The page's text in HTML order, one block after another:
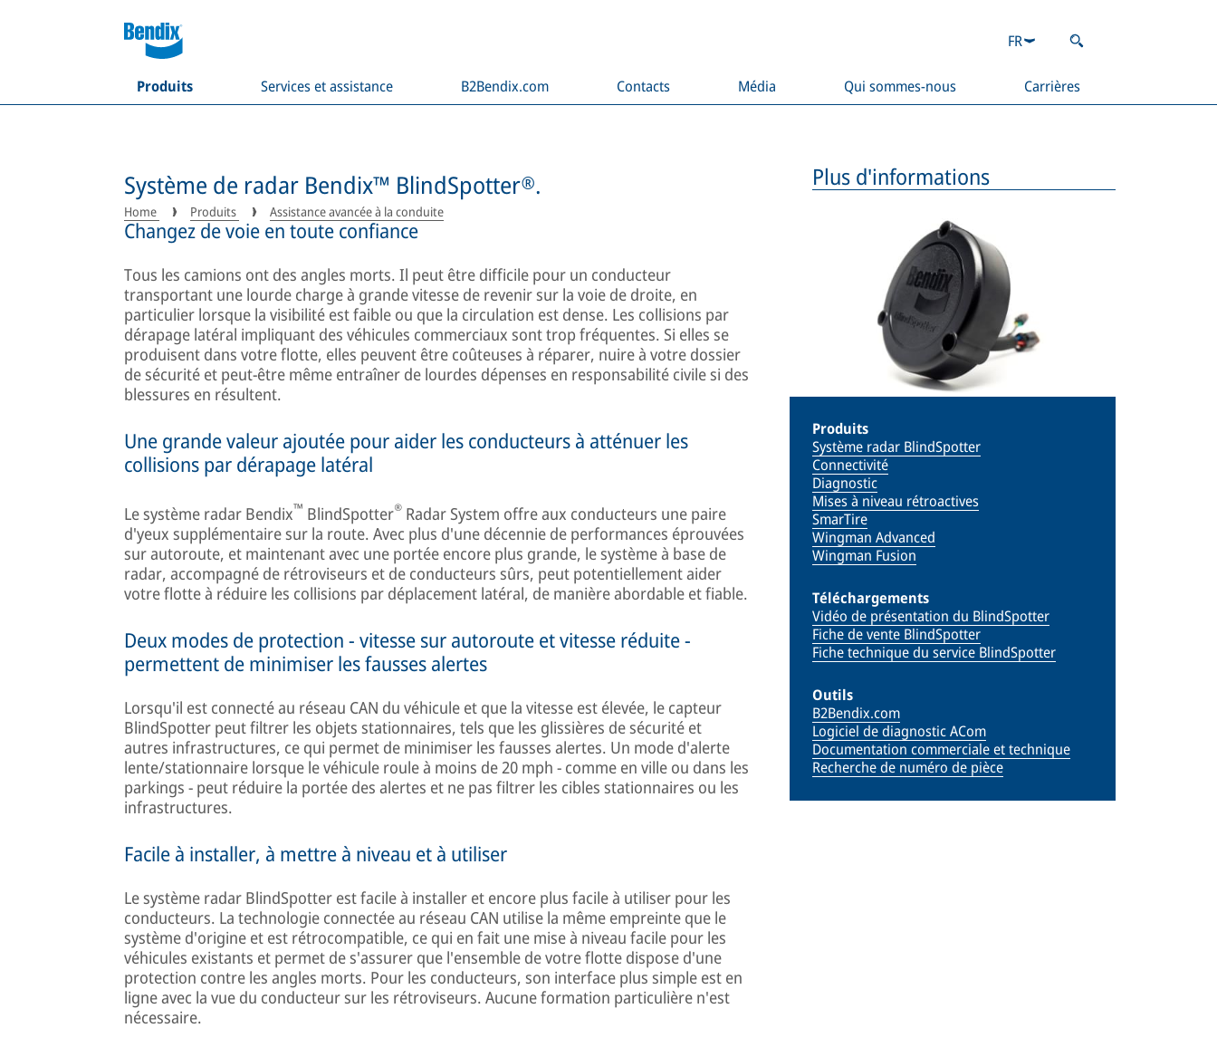
Produits Services et assistance B2Bendix.com Contacts Média Qui sommes-nous Carrières
FR
Système de radar Bendix™ BlindSpotter®.
Home Produits Assistance avancée à la conduite
Changez de voie en toute confiance
Tous les camions ont des angles morts. Il peut être difficile pour un conducteur
transportant une lourde charge à grande vitesse de revenir sur la voie de droite, en
particulier lorsque la visibilité est faible ou que la circulation est dense. Les collisions par
dérapage latéral impliquant des véhicules commerciaux sont trop fréquentes. Si elles se
produisent dans votre flotte, elles peuvent être coûteuses à réparer, nuire à votre dossier
de sécurité et peut-être même entraîner de lourdes dépenses en responsabilité civile si des
blessures en résultent.
Une grande valeur ajoutée pour aider les conducteurs à atténuer les
collisions par dérapage latéral
Le système radar Bendix™ BlindSpotter® Radar System offre aux conducteurs une paire
d'yeux supplémentaire sur la route. Avec plus d'une décennie de performances éprouvées
sur autoroute, et maintenant avec une portée encore plus grande, le système à base de
radar, accompagné de rétroviseurs et de conducteurs sûrs, peut potentiellement aider
votre flotte à réduire les collisions par déplacement latéral, de manière abordable et fiable.
Deux modes de protection - vitesse sur autoroute et vitesse réduite -
permettent de minimiser les fausses alertes
Lorsqu'il est connecté au réseau CAN du véhicule et que la vitesse est élevée, le capteur
BlindSpotter peut filtrer les objets stationnaires, tels que les glissières de sécurité et
autres infrastructures, ce qui permet de minimiser les fausses alertes. Un mode d'alerte
lente/stationnaire lorsque le véhicule roule à moins de 20 mph - comme en ville ou dans les
parkings - peut réduire la portée des alertes et ne pas filtrer les cibles stationnaires ou les
infrastructures.
Facile à installer, à mettre à niveau et à utiliser
Le système radar BlindSpotter est facile à installer et encore plus facile à utiliser pour les
conducteurs. La technologie connectée au réseau CAN utilise la même empreinte que le
système d'origine et est rétrocompatible, ce qui en fait une mise à niveau facile pour les
véhicules existants et permet de s'assurer que l'ensemble de votre flotte dispose d'une
protection contre les angles morts. Pour les conducteurs, son interface plus simple est en
ligne avec la vue du conducteur sur les rétroviseurs. Aucune formation particulière n'est
nécessaire.
Plus d'informations
Produits
Système radar BlindSpotter
Connectivité
Diagnostic
Mises à niveau rétroactives
SmarTire
Wingman Advanced
Wingman Fusion
Téléchargements
Vidéo de présentation du BlindSpotter
Fiche de vente BlindSpotter
Fiche technique du service BlindSpotter
Outils
B2Bendix.com
Logiciel de diagnostic ACom
Documentation commerciale et technique
Recherche de numéro de pièce